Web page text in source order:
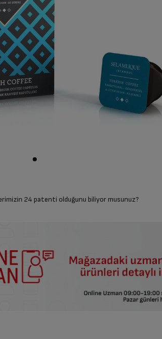
24 patenti olduğunu biliyor musunuz?